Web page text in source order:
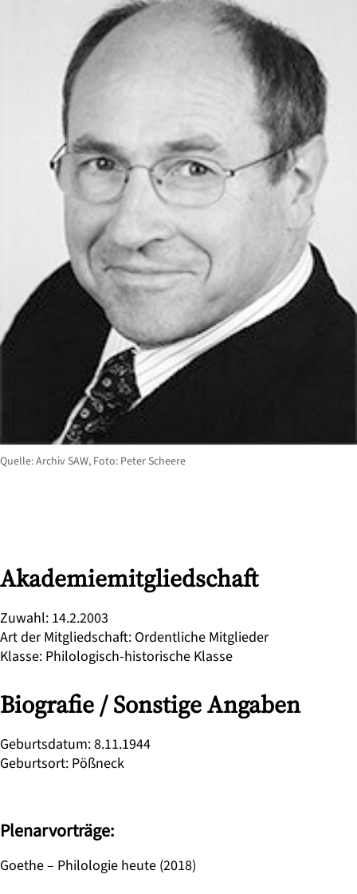
Akademiemitgliedschaft
Zuwahl: 14.2.2003
Art der Mitgliedschaft: Ordentliche Mitglieder
Klasse: Philologisch-historische Klasse
Biografie / Sonstige Angaben
Geburtsdatum:8.11.1944
Geburtsort: Pößneck
Plenarvorträge:
Goethe – Philologie heute (2018)
Quelle: Archiv SAW, Foto: Peter Scheere